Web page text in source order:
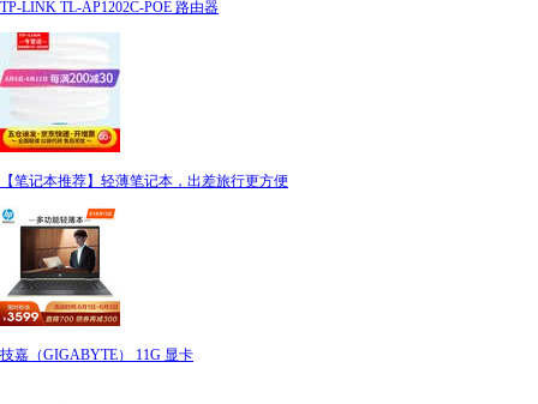
TP-LINK TL-AP1202C-POE 路由器
【笔记本推荐】轻薄笔记本，出差旅行更方便
技嘉（GIGABYTE） 11G 显卡